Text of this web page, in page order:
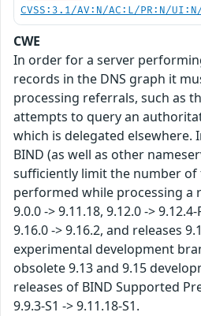
CVSS:3.1/AV:N/AC:L/PR:N/
CWE
In order for a server
records in the DNS graph it
processing referrals, such as
attempts to query an
which is delegated elsewhere.
BIND (as well as other
sufficiently limit the number of
performed while processing a
9.0.0 -> 9.11.18, 9.12.0 ->
9.16.0 -> 9.16.2, and releases
experimental development
obsolete 9.13 and 9.15
releases of BIND Supported
9.9.3-S1 -> 9.11.18-S1.